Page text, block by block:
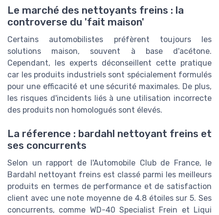
Le marché des nettoyants freins : la
controverse du 'fait maison'
Certains automobilistes préfèrent toujours les
solutions maison, souvent à base d'acétone.
Cependant, les experts déconseillent cette pratique
car les produits industriels sont spécialement formulés
pour une efficacité et une sécurité maximales. De plus,
les risques d'incidents liés à une utilisation incorrecte
des produits non homologués sont élevés.
La réference : bardahl nettoyant freins et
ses concurrents
Selon un rapport de l'Automobile Club de France, le
Bardahl nettoyant freins est classé parmi les meilleurs
produits en termes de performance et de satisfaction
client avec une note moyenne de 4.8 étoiles sur 5. Ses
concurrents, comme WD-40 Specialist Frein et Liqui